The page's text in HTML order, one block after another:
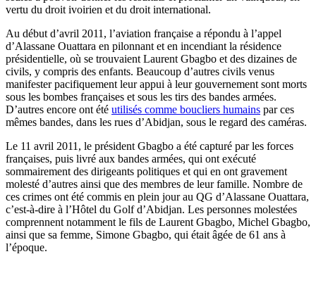
vertu du droit ivoirien et du droit international.
Au début d’avril 2011, l’aviation française a répondu à l’appel
d’Alassane Ouattara en pilonnant et en incendiant la résidence
présidentielle, où se trouvaient Laurent Gbagbo et des dizaines de
civils, y compris des enfants. Beaucoup d’autres civils venus
manifester pacifiquement leur appui à leur gouvernement sont morts
sous les bombes françaises et sous les tirs des bandes armées.
D’autres encore ont été utilisés comme boucliers humains par ces
mêmes bandes, dans les rues d’Abidjan, sous le regard des caméras.
Le 11 avril 2011, le président Gbagbo a été capturé par les forces
françaises, puis livré aux bandes armées, qui ont exécuté
sommairement des dirigeants politiques et qui en ont gravement
molesté d’autres ainsi que des membres de leur famille. Nombre de
ces crimes ont été commis en plein jour au QG d’Alassane Ouattara,
c’est-à-dire à l’Hôtel du Golf d’Abidjan. Les personnes molestées
comprennent notamment le fils de Laurent Gbagbo, Michel Gbagbo,
ainsi que sa femme, Simone Gbagbo, qui était âgée de 61 ans à
l’époque.